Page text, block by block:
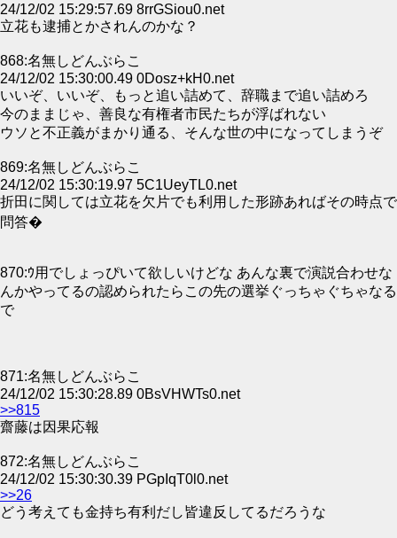
24/12/02 15:29:57.69 8rrGSiou0.net
立花も逮捕とかされんのかな？
868:名無しどんぶらこ
24/12/02 15:30:00.49 0Dosz+kH0.net
いいぞ、いいぞ、もっと追い詰めて、辞職まで追い詰めろ
今のままじゃ、善良な有権者市民たちが浮ばれない
ウソと不正義がまかり通る、そんな世の中になってしまうぞ
869:名無しどんぶらこ
24/12/02 15:30:19.97 5C1UeyTL0.net
折田に関しては立花を欠片でも利用した形跡あればその時点で
問答�
870:ｳ用でしょっぴいて欲しいけどな あんな裏で演説合わせな
んかやってるの認められたらこの先の選挙ぐっちゃぐちゃなる
で
871:名無しどんぶらこ
24/12/02 15:30:28.89 0BsVHWTs0.net
>>815
齋藤は因果応報
872:名無しどんぶらこ
24/12/02 15:30:30.39 PGpIqT0l0.net
>>26
どう考えても金持ち有利だし皆違反してるだろうな